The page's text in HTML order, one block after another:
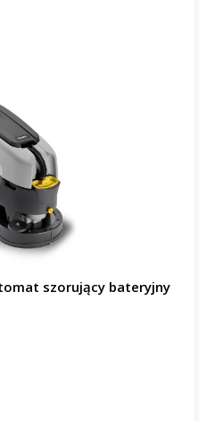
szorujący bateryjny